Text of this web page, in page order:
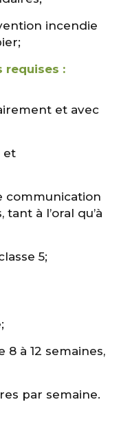
incendie
:
et avec
et
communication
à l’oral qu’à
5;
8 à 12 semaines,
par semaine.